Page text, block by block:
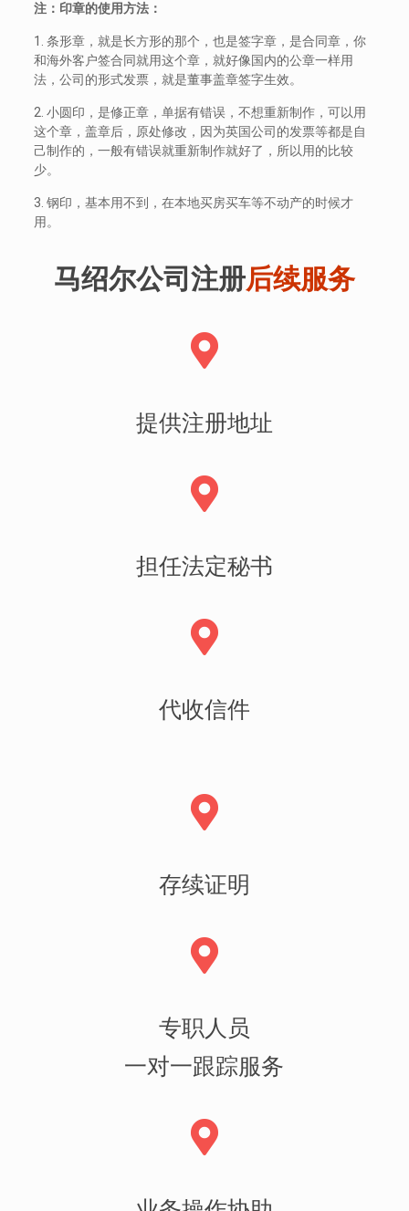
注：印章的使用方法：
1. 条形章，就是长方形的那个，也是签字章，是合同章，你
和海外客户签合同就用这个章，就好像国内的公章一样用
法，公司的形式发票，就是董事盖章签字生效。
2. 小圆印，是修正章，单据有错误，不想重新制作，可以用
这个章，盖章后，原处修改，因为英国公司的发票等都是自
己制作的，一般有错误就重新制作就好了，所以用的比较
少。
3. 钢印，基本用不到，在本地买房买车等不动产的时候才
用。
马绍尔公司注册后续服务
提供注册地址
担任法定秘书
代收信件
存续证明
专职人员
一对一跟踪服务